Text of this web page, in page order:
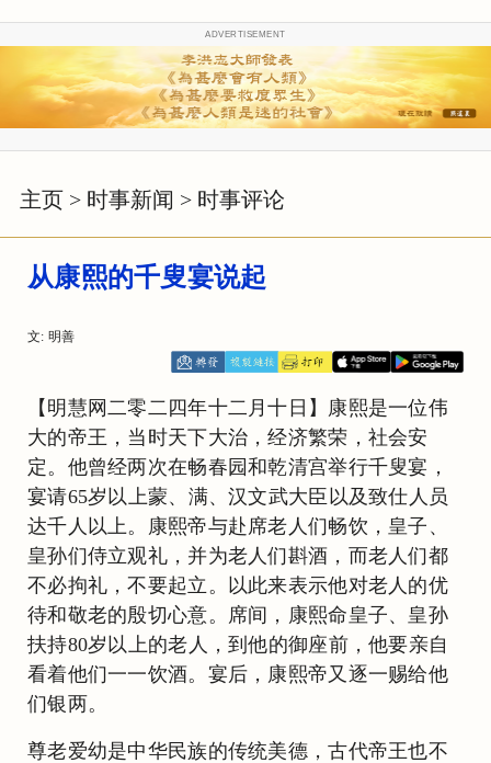
ADVERTISEMENT
主页 > 时事新闻 > 时事评论
从康熙的千叟宴说起
文: 明善
【明慧网二零二四年十二月十日】康熙是一位伟
大的帝王，当时天下大治，经济繁荣，社会安
定。他曾经两次在畅春园和乾清宫举行千叟宴，
宴请65岁以上蒙、满、汉文武大臣以及致仕人员
达千人以上。康熙帝与赴席老人们畅饮，皇子、
皇孙们侍立观礼，并为老人们斟酒，而老人们都
不必拘礼，不要起立。以此来表示他对老人的优
待和敬老的殷切心意。席间，康熙命皇子、皇孙
扶持80岁以上的老人，到他的御座前，他要亲自
看着他们一一饮酒。宴后，康熙帝又逐一赐给他
们银两。
尊老爱幼是中华民族的传统美德，古代帝王也不